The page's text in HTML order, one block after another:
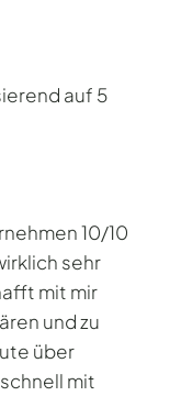
auf 5
10/10
sehr
mit mir
und zu
über
mit